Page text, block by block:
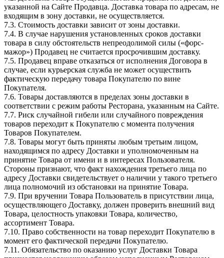
указанной на Сайте Продавца. Доставка товара по адресам, не
входящим в зону доставки, не осуществляется.
7.3. Стоимость доставки зависит от зоны доставки.
7.4. В случае нарушения установленных сроков доставки
товара в силу обстоятельств непреодолимой силы («форс-
мажор») Продавец не считается просрочившим доставку.
7.5. Продавец вправе отказаться от исполнения Договора в
случае, если курьерская служба не может осуществить
фактическую передачу товара Покупателю по вине
Покупателя.
7.6. Товары доставляются в пределах зоны доставки в
соответствии с режим работы Ресторана, указанным на Сайте.
7.7. Риск случайной гибели или случайного повреждения
товаров переходит к Покупателю с момента получения
Товаров Покупателем.
7.8. Товары могут быть приняты любым третьим лицом,
находящимся по адресу Доставки и уполномоченным на
принятие Товара от имени и в интересах Пользователя.
Стороны признают, что факт нахождения третьего лица по
адресу Доставки свидетельствует о наличии у такого третьего
лица полномочий из обстановки на принятие Товара.
7.9. При вручении Товара Пользователь в присутствии лица,
осуществляющего Доставку, должен проверить внешний вид
Товара, целостность упаковки Товара, количество,
ассортимент Товара.
7.10. Право собственности на товар переходит Покупателю в
момент его фактической передачи Покупателю.
7.11. Обязательство по оказанию услуг Доставки Товара